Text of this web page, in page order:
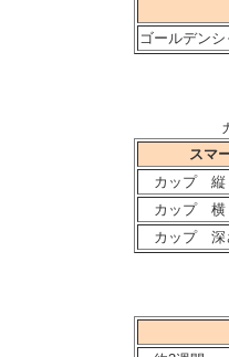
ゴールデンシ
スマ
カップ 縦
カップ 横
カップ 深